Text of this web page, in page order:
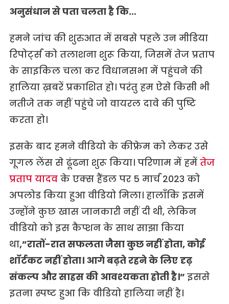
अनुसंधानसेपताचलताहैकि…
हमने जांच की शुरुआत में सबसे पहले उन मीडिया
रिपोर्ट्स को तलाशना शुरू किया, जिसमें तेज प्रताप
के साइकिल चला कर विधानसभा में पहुंचने की
हालिया ख़बरें प्रकाशित हो। परंतु हम ऐसे किसी भी
नतीजे तक नहीं पहुंचे जो वायरल दावे की पुष्टि
करता हो।
इसके बाद हमने वीडियो के कीफ्रेम को लेकर उसे
गूगल लेंस से ढूंढना शुरू किया। परिणाम में हमें तेज
प्रताप यादवके एक्स हैंडल पर 5 मार्च 2023 को
अपलोड किया हुआ वीडियो मिला। हालाँकि इसमें
उन्होंने कुछ खास जानकारी नहीं दी थी, लेकिन
वीडियो को इस कैप्शन के साथ साझा किया
था,”रातों-रात सफलता जैसा कुछ नहीं होता, कोई
शॉर्टकट नहीं होता। आगे बढ़ते रहने के लिए दृढ़
संकल्प और साहस की आवश्यकता होती है।” इससे
इतना स्पष्ट हुआ कि वीडियो हालिया नहीं है।